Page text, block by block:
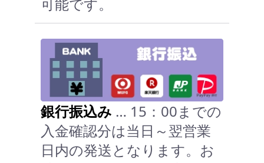
銀行振込み … 15：00までの
入金確認分は当日～翌営業
日内の発送となります。お